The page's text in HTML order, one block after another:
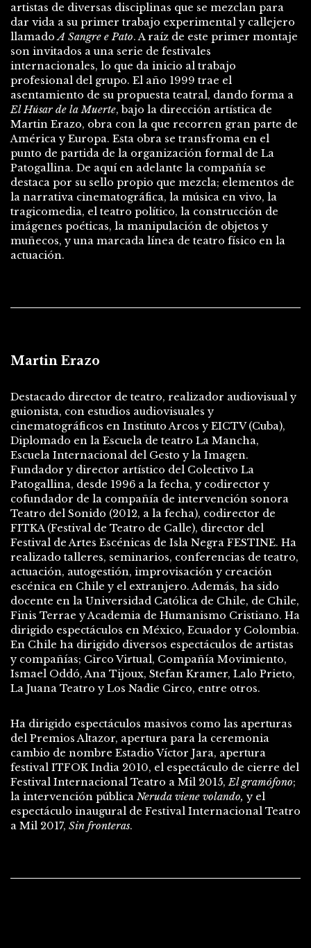
artistas de diversas disciplinas que se mezclan para
dar vida a su primer trabajo experimental y callejero
llamado A Sangre e Pato. A raíz de este primer montaje
son invitados a una serie de festivales
internacionales, lo que da inicio al trabajo
profesional del grupo. El año 1999 trae el
asentamiento de su propuesta teatral, dando forma a
El Húsar de la Muerte, bajo la dirección artística de
Martin Erazo, obra con la que recorren gran parte de
América y Europa. Esta obra se transfroma en el
punto de partida de la organización formal de La
Patogallina. De aquí en adelante la compañía se
destaca por su sello propio que mezcla; elementos de
la narrativa cinematográfica, la música en vivo, la
tragicomedia, el teatro político, la construcción de
imágenes poéticas, la manipulación de objetos y
muñecos, y una marcada línea de teatro físico en la
actuación.
Martin Erazo
Destacado director de teatro, realizador audiovisual y
guionista, con estudios audiovisuales y
cinematográficos en Instituto Arcos y EICTV (Cuba),
Diplomado en la Escuela de teatro La Mancha,
Escuela Internacional del Gesto y la Imagen.
Fundador y director artístico del Colectivo La
Patogallina, desde 1996 a la fecha, y codirector y
cofundador de la compañía de intervención sonora
Teatro del Sonido (2012, a la fecha), codirector de
FITKA (Festival de Teatro de Calle), director del
Festival de Artes Escénicas de Isla Negra FESTINE. Ha
realizado talleres, seminarios, conferencias de teatro,
actuación, autogestión, improvisación y creación
escénica en Chile y el extranjero. Además, ha sido
docente en la Universidad Católica de Chile, de Chile,
Finis Terrae y Academia de Humanismo Cristiano. Ha
dirigido espectáculos en México, Ecuador y Colombia.
En Chile ha dirigido diversos espectáculos de artistas
y compañías; Circo Virtual, Compañía Movimiento,
Ismael Oddó, Ana Tijoux, Stefan Kramer, Lalo Prieto,
La Juana Teatro y Los Nadie Circo, entre otros.
Ha dirigido espectáculos masivos como las aperturas
del Premios Altazor, apertura para la ceremonia
cambio de nombre Estadio Víctor Jara, apertura
festival ITFOK India 2010, el espectáculo de cierre del
Festival Internacional Teatro a Mil 2015, El gramófono;
la intervención pública Neruda viene volando, y el
espectáculo inaugural de Festival Internacional Teatro
a Mil 2017, Sin fronteras.